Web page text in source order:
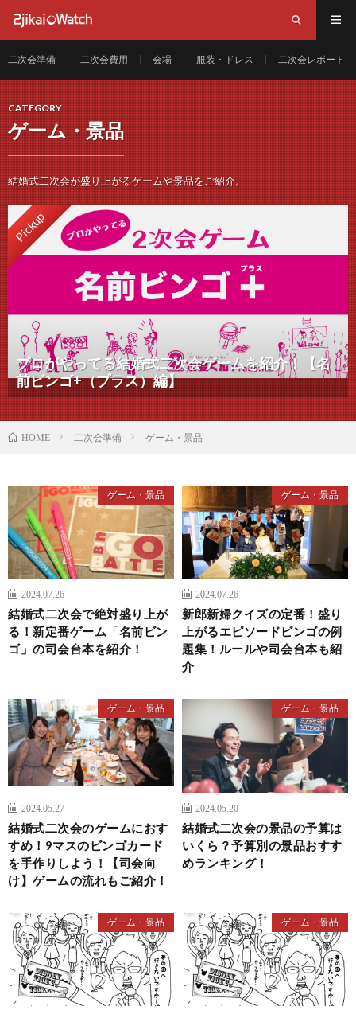
二次会準備 二次会費用 会場 服装・ドレス 二次会レポート
CATEGORY
ゲーム・景品
結婚式二次会が盛り上がるゲームや景品をご紹介。
Pickup
プロがやってる結婚式二次会ゲームを紹介！【名
前ビンゴ+（プラス）編】
HOME 二次会準備 ゲーム・景品
ゲーム・景品
2024.07.26
結婚式二次会で絶対盛り上が
る！新定番ゲーム「名前ビン
ゴ」の司会台本を紹介！
ゲーム・景品
2024.07.26
新郎新婦クイズの定番！盛り
上がるエピソードビンゴの例
題集！ルールや司会台本も紹
介
ゲーム・景品
2024.05.27
結婚式二次会のゲームにおす
すめ！9マスのビンゴカード
を手作りしよう！【司会向
け】ゲームの流れもご紹介！
ゲーム・景品
2024.05.20
結婚式二次会の景品の予算は
いくら？予算別の景品おすす
めランキング！
ゲーム・景品 ゲーム・景品